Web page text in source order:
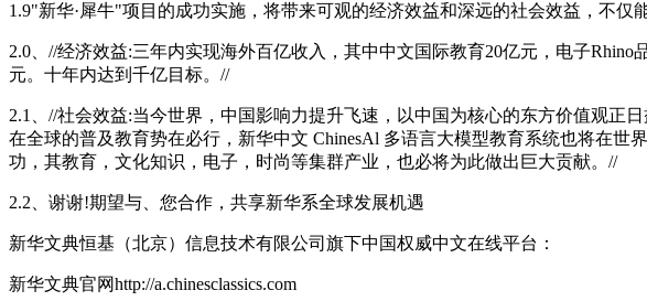
1.9"新华·犀牛"项目的成功实施，将带来可观的经济效益和深远的社会效益，不
2.0、//经济效益:三年内实现海外百亿收入，其中中文国际教育20亿元，电子
元。十年内达到千亿目标。//
2.1、//社会效益:当今世界，中国影响力提升飞速，以中国为核心的东方价值观正
在全球的普及教育势在必行，新华中文 ChinesAl 多语言大模型教育系统也将在
功，其教育，文化知识，电子，时尚等集群产业，也必将为此做出巨大贡献。//
2.2、谢谢!期望与、您合作，共享新华系全球发展机遇
新华文典恒基（北京）信息技术有限公司旗下中国权威中文在线平台：
新华文典官网http://a.chinesclassics.com